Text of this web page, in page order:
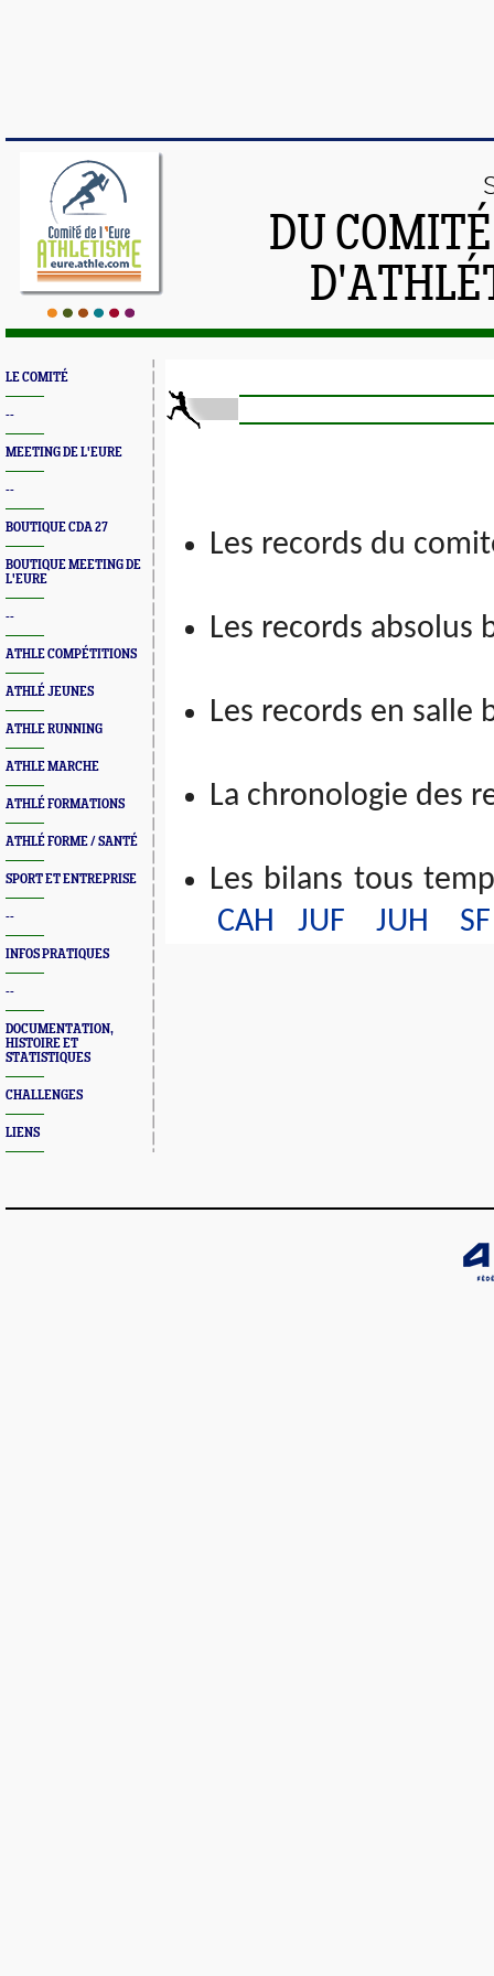
DU
LE COMITÉ
--
MEETING DE L'EURE
--
BOUTIQUE CDA 27
BOUTIQUE MEETING DE
L'EURE
--
ATHLE COMPÉTITIONS
ATHLÉ JEUNES
ATHLE RUNNING
ATHLE MARCHE
ATHLÉ FORMATIONS
ATHLÉ FORME / SANTÉ
SPORT ET ENTREPRISE
--
INFOS PRATIQUES
--
DOCUMENTATION,
HISTOIRE ET
STATISTIQUES
CHALLENGES
LIENS
Les records du
Les records absolus
Les records en salle
La chronologie des
Les bilans tous
CAH
JUF JUH SF